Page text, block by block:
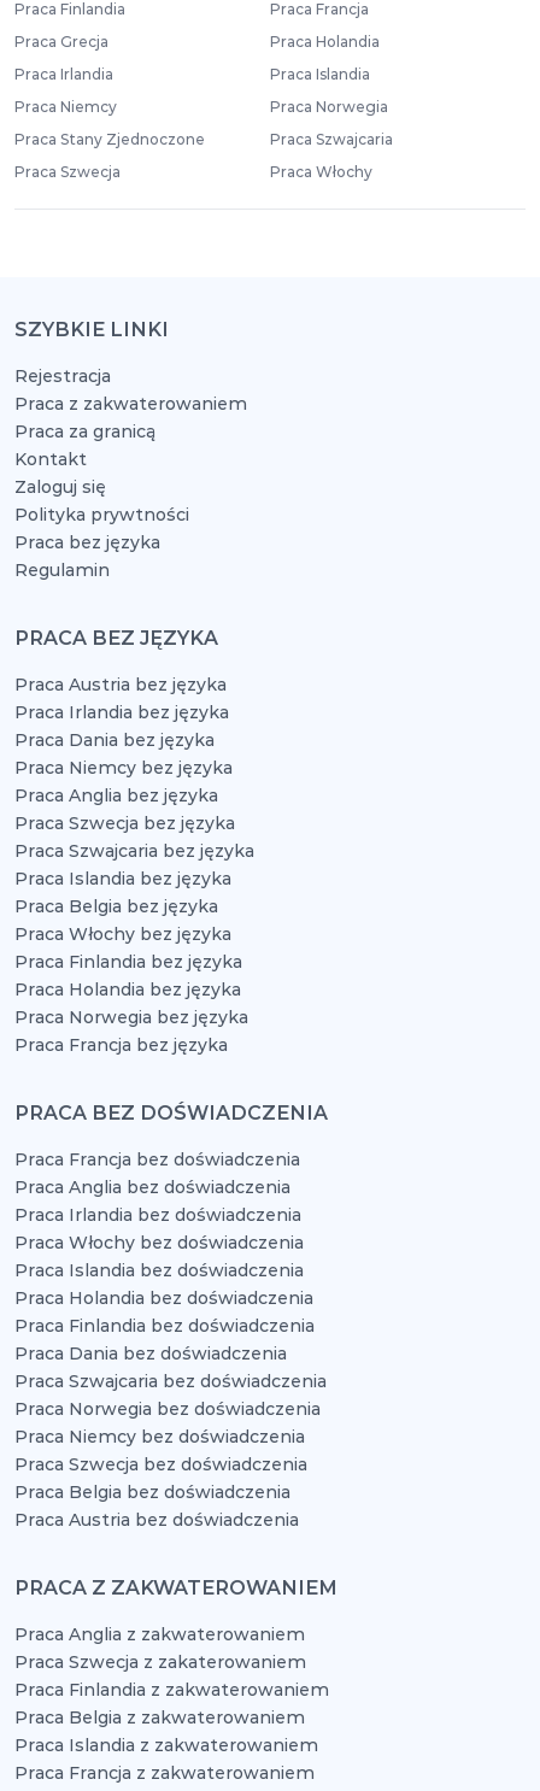
Praca Finlandia
Praca Francja
Praca Grecja
Praca Holandia
Praca Irlandia
Praca Islandia
Praca Niemcy
Praca Norwegia
Praca Stany Zjednoczone
Praca Szwajcaria
Praca Szwecja
Praca Włochy
SZYBKIE LINKI
Rejestracja
Praca z zakwaterowaniem
Praca za granicą
Kontakt
Zaloguj się
Polityka prywtności
Praca bez języka
Regulamin
PRACA BEZ JĘZYKA
Praca Austria bez języka
Praca Irlandia bez języka
Praca Dania bez języka
Praca Niemcy bez języka
Praca Anglia bez języka
Praca Szwecja bez języka
Praca Szwajcaria bez języka
Praca Islandia bez języka
Praca Belgia bez języka
Praca Włochy bez języka
Praca Finlandia bez języka
Praca Holandia bez języka
Praca Norwegia bez języka
Praca Francja bez języka
PRACA BEZ DOŚWIADCZENIA
Praca Francja bez doświadczenia
Praca Anglia bez doświadczenia
Praca Irlandia bez doświadczenia
Praca Włochy bez doświadczenia
Praca Islandia bez doświadczenia
Praca Holandia bez doświadczenia
Praca Finlandia bez doświadczenia
Praca Dania bez doświadczenia
Praca Szwajcaria bez doświadczenia
Praca Norwegia bez doświadczenia
Praca Niemcy bez doświadczenia
Praca Szwecja bez doświadczenia
Praca Belgia bez doświadczenia
Praca Austria bez doświadczenia
PRACA Z ZAKWATEROWANIEM
Praca Anglia z zakwaterowaniem
Praca Szwecja z zakaterowaniem
Praca Finlandia z zakwaterowaniem
Praca Belgia z zakwaterowaniem
Praca Islandia z zakwaterowaniem
Praca Francja z zakwaterowaniem